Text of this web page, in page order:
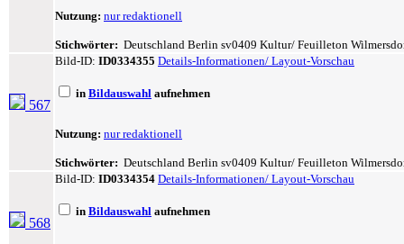
Nutzung: nur redaktionell
Stichwörter: Deutschland Berlin sv0409 Kultur/ Feuilleton
567
Bild-ID: ID0334355 Details-Informationen/ Layout-Vorschau
in Bildauswahl aufnehmen
Nutzung: nur redaktionell
Stichwörter: Deutschland Berlin sv0409 Kultur/ Feuilleton
568
Bild-ID: ID0334354 Details-Informationen/ Layout-Vorschau
in Bildauswahl aufnehmen